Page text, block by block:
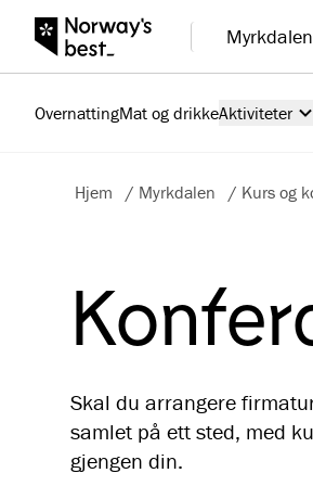
Myrkdalen
OvernattingMat og drikkeAktiviteter
Hjem / Myrkdalen / Kurs og
Skal du arrangere
samlet på ett sted, med
gjengen din.